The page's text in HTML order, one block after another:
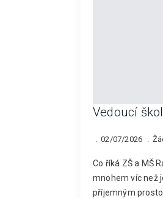
Vedoucí
02/07/2026
Co říká ZŠ a MŠ
mnohem víc než
příjemným